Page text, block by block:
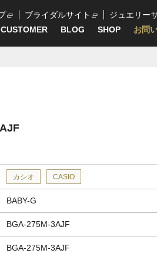
ブライダルサイト
ジュエリー
CUSTOMER BLOG SHOP お問
カシオ CASIO
BABY-G
BGA-275M-3AJF
BGA-275M-3AJF